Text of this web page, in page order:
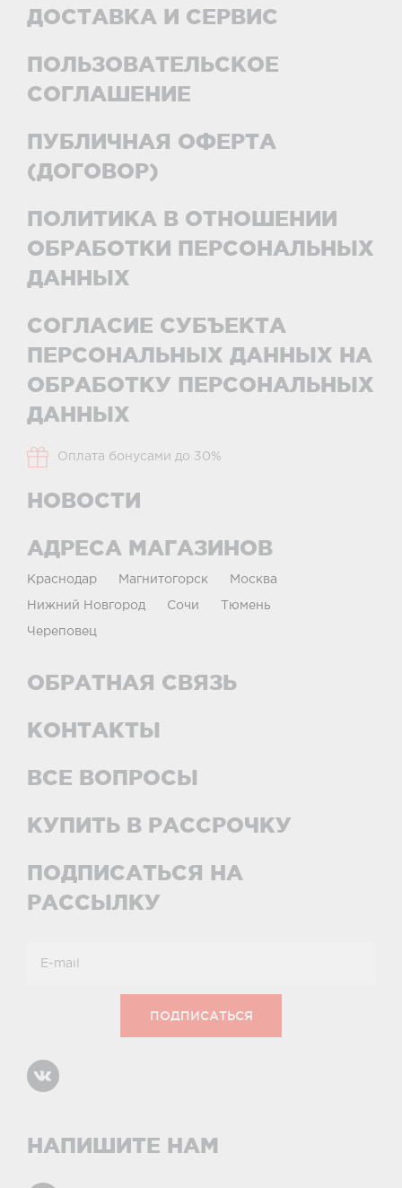
ДОСТАВКА И СЕРВИС
ПОЛЬЗОВАТЕЛЬСКОЕ
СОГЛАШЕНИЕ
ПУБЛИЧНАЯ ОФЕРТА
(ДОГОВОР)
ПОЛИТИКА В ОТНОШЕНИИ
ОБРАБОТКИ ПЕРСОНАЛЬНЫХ
ДАННЫХ
СОГЛАСИЕ СУБЪЕКТА
ПЕРСОНАЛЬНЫХ ДАННЫХ НА
ОБРАБОТКУ ПЕРСОНАЛЬНЫХ
ДАННЫХ
Оплата бонусами до 30%
НОВОСТИ
АДРЕСА МАГАЗИНОВ
Краснодар Магнитогорск Москва
Нижний Новгород Сочи Тюмень
Череповец
ОБРАТНАЯ СВЯЗЬ
КОНТАКТЫ
ВСЕ ВОПРОСЫ
КУПИТЬ В РАССРОЧКУ
ПОДПИСАТЬСЯ НА
РАССЫЛКУ
НАПИШИТЕ НАМ